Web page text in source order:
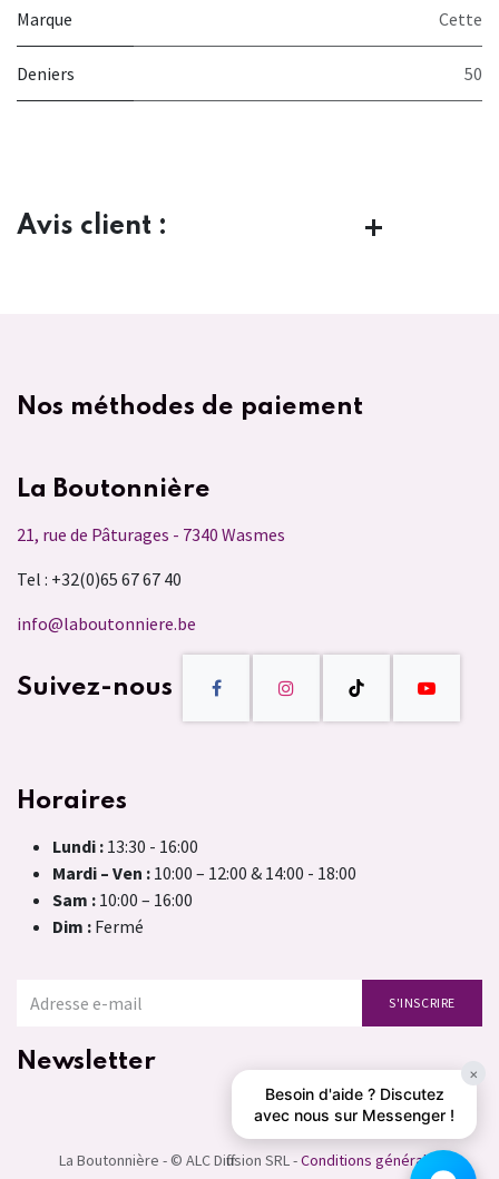
Marque Cette
Deniers 50
Avis client :
Nos méthodes de paiement
La Boutonnière
21, rue de Pâturages - 7340 Wasmes
Tel : +32(0)65 67 67 40
info@laboutonniere.be
Suivez-nous
Horaires
Lundi : 13:30 - 16:00
Mardi – Ven : 10:00 – 12:00 & 14:00 - 18:00
Sam : 10:00 – 16:00
Dim : Fermé
S'INSCRIRE
Newsletter ×
Besoin d'aide ? Discutez
avec nous sur Messenger !
La Boutonnière - © ALC Diffusion SRL -Conditions générales